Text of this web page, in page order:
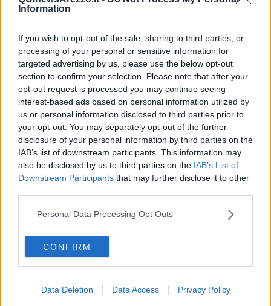
Information
If you wish to opt-out of the sale, sharing to third parties, or
processing of your personal or sensitive information for
targeted advertising by us, please use the below opt-out
section to confirm your selection. Please note that after your
opt-out request is processed you may continue seeing
interest-based ads based on personal information utilized by
us or personal information disclosed to third parties prior to
your opt-out. You may separately opt-out of the further
disclosure of your personal information by third parties on the
IAB’s list of downstream participants. This information may
also be disclosed by us to third parties on the IAB’s List of
Downstream Participants that may further disclose it to other
Personal Data Processing Opt Outs
CONFIRM
Data Deletion Data Access Privacy Policy
Rubina Rovini
Se vuoi leggere le notizie principali della Toscana iscriviti alla
Newsletter QUInews - ToscanaMedia.Arriva gratis tutti i giorni
alle 20:00 direttamente nella tua casella di posta.
Basta cliccareQUI
Ti potrebbe interessare anche:
Articoli dal Blog “Raccontare di Gusto” di Rubina Rovini
Crostatina con crema al grana padano, gelatina al melone e
lavanda
Meloncino, liquore al melone mantovano IGP
Gelato al melone mantovano
Liquore al melone mantovano igp e peperoncino
Melone mantovano IGP liquido con crostacei e molluschi